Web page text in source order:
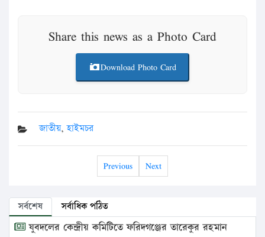
Share this news as a Photo Card
Download Photo Card
জাতীয়,হাইমচর
Previous Next
সর্বশেষ সর্বাধিক পঠিত
যুবদলের কেন্দ্রীয় কমিটিতে ফরিদগঞ্জের তারেকুর রহমান